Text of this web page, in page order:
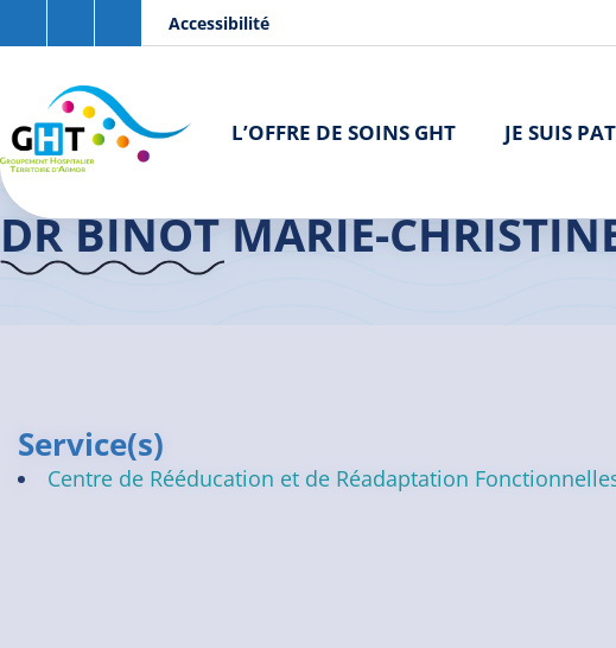
Aller au contenu principal
Accessibilité
L’OFFRE DE SOINS GHT JE SUIS
Accueil GHT> Praticiens Dr BINOT Marie-Christine
DR BINOT MARIE-
Service(s)
Centre de Rééducation et de Réadaptation
Panneau de gestion des cookies